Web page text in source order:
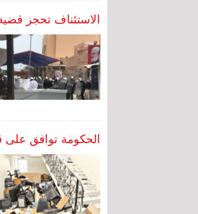
الاستئناف تحجز قضية
الحكومة توافق على